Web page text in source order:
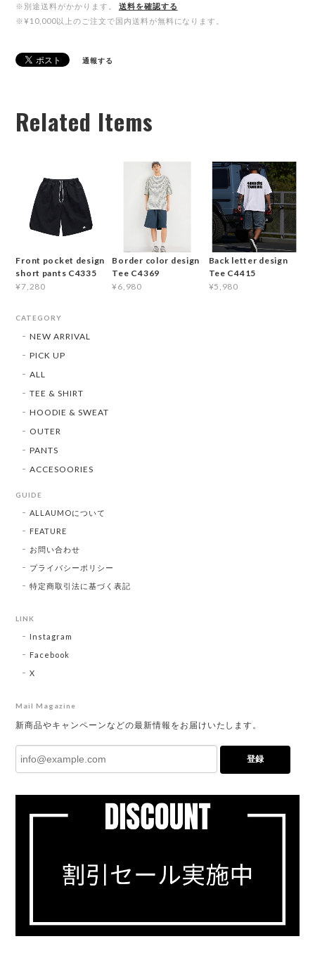
※別途送料がかかります。
送料を確認する
※¥10,000以上のご注文で国内送料が無料になります。
通報する
Related Items
Front pocket design
short pants C4335
¥7,280
Border color design
Tee C4369
¥6,980
Back letter design
Tee C4415
¥5,980
CATEGORY
NEW ARRIVAL
PICK UP
ALL
TEE & SHIRT
HOODIE & SWEAT
OUTER
PANTS
ACCESOORIES
GUIDE
ALLAUMOについて
FEATURE
お問い合わせ
プライバシーポリシー
特定商取引法に基づく表記
LINK
Instagram
Facebook
X
Mail Magazine
新商品やキャンペーンなどの最新情報をお届けいたします。
登録